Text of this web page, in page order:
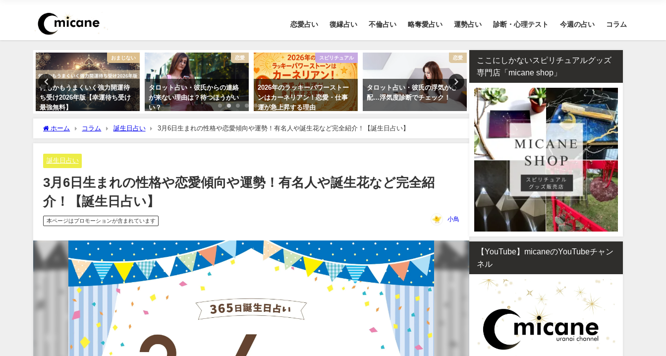
恋愛占い 復縁占い 不倫占い 略奪愛占い 運勢占い 診断・心理テスト 今週の占い コラム
おまじない
何もかもうまくいく強力開運待
ち受け2026年版【幸運待ち受け
最強無料】
恋愛
タロット占い・彼氏からの連絡
が来ない理由は？待つほうがい
い？
スピリチュアル
2026年のラッキーパワーストー
ンはカーネリアン！恋愛・仕事
運が急上昇する理由
恋愛
タロット占い・彼氏の浮気が心
配…浮気度診断でチェック！
運勢占い
2026年運勢ランキング！366日の
誕生日を占いました！
相性占い・既婚者なのに片
い…この恋愛は上手くいく
めるべき？
ホーム コラム 誕生日占い 3月6日生まれの性格や恋愛傾向や運勢！有名人や誕生花など完全紹介！【誕生日占い】
誕生日占い
3月6日生まれの性格や恋愛傾向や運勢！有名人や誕生花など完全紹
介！【誕生日占い】
本ページはプロモーションが含まれています 小鳥
ここにしかないスピリチュアルグッズ
専門店「micane shop」
【YouTube】micaneのYouTubeチャン
ネル